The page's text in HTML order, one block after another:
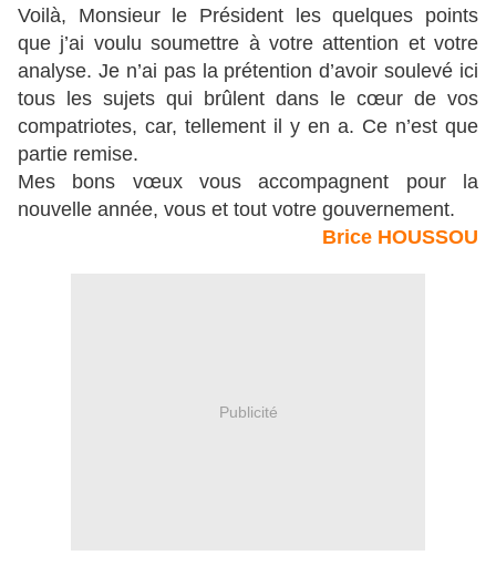
Voilà, Monsieur le Président les quelques points
que j’ai voulu soumettre à votre attention et votre
analyse. Je n’ai pas la prétention d’avoir soulevé ici
tous les sujets qui brûlent dans le cœur de vos
compatriotes, car, tellement il y en a. Ce n’est que
partie remise.
Mes bons vœux vous accompagnent pour la
nouvelle année, vous et tout votre gouvernement.
Brice HOUSSOU
Publicité